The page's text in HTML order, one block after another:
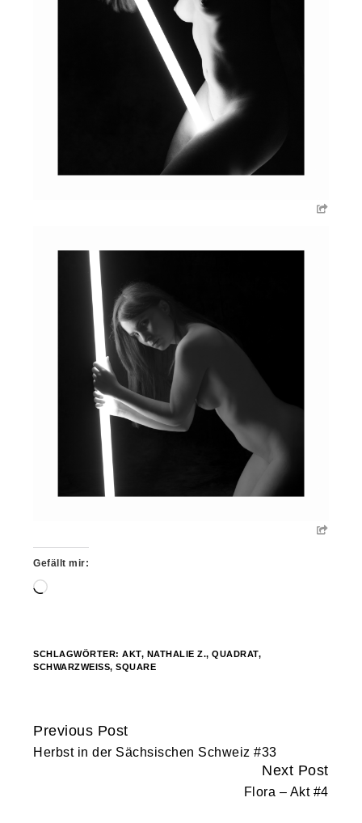
Gefällt mir:
Wird
SCHLAGWÖRTER:AKT, NATHALIE Z.,QUADRAT,
SCHWARZWEISS
,SQUARE
Continue
Reading
Previous Post
Herbst in der Sächsischen Schweiz #33
Next Post
Flora – Akt #4